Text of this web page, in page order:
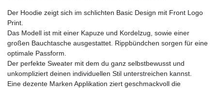
Der Hoodie zeigt sich im schlichten Basic Design mit Front Logo
Print.
Das Modell ist mit einer Kapuze und Kordelzug, sowie einer
großen Bauchtasche ausgestattet. Rippbündchen sorgen für eine
optimale Passform.
Der perfekte Sweater mit dem du ganz selbstbewusst und
unkompliziert deinen individuellen Stil unterstreichen kannst.
Eine dezente Marken Applikation ziert geschmackvoll die